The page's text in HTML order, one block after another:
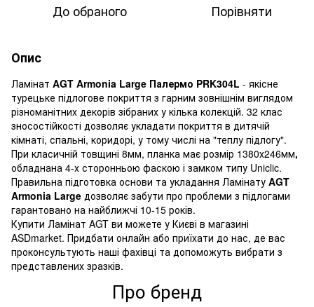
До обраного Порівняти
Опис
Ламінат AGT Armonia Large Палермо PRK304L - якісне
турецьке підлогове покриття з гарним зовнішнім виглядом
різноманітних декорів зібраних у кілька колекцій. 32 клас
зносостійкості дозволяє укладати покриття в дитячій
кімнаті, спальні, коридорі, у тому числі на "теплу підлогу".
При класичній товщині 8мм, планка має розмір 1380х246мм,
обладнана 4-х сторонньою фаскою і замком типу Uniclic.
Правильна підготовка основи та укладання Ламінату AGT
Armonia Large дозволяє забути про проблеми з підлогами
гарантовано на найближчі 10-15 років.
Купити Ламінат AGT ви можете у Києві в магазині
ASDmarket. Придбати онлайн або приїхати до нас, де вас
проконсультують наші фахівці та допоможуть вибрати з
представлених зразків.
Про бренд